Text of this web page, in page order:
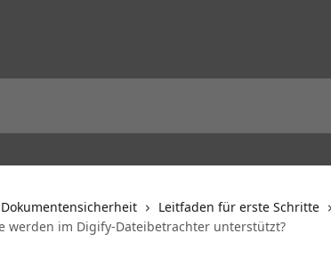
Dokumentensicherheit
Leitfaden für erste Schritte
werden im Digify-Dateibetrachter unterstützt?